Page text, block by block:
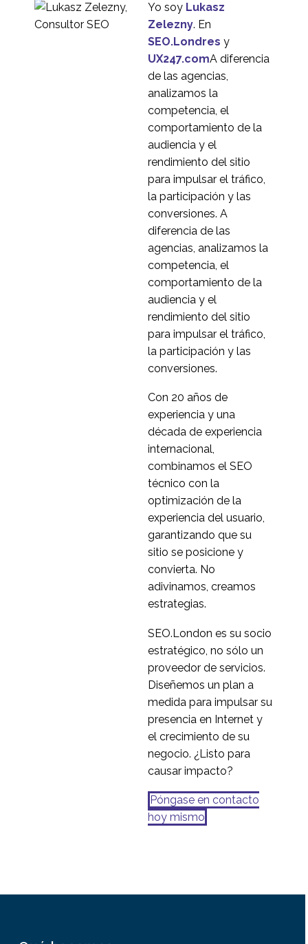
usabilidad de una
plataforma de
intercambio de
criptomonedas
3
Investigación UX en
1
internacional de
usuarios: selección de
la metodología
2
Dimensiones culturales
del usuario digital
1
5 consejos para probar
la experiencia del
3
Boden - Investigación
de usuarios en China
3
Estrategia internacional
de investigación UX
1
Diferencias culturales
en el comportamiento
1
Cómo eliminar las
diferencias culturales al
realizar una evaluación
comparativa global
5
Hace 12 años 2020
Por qué los usuarios
alemanes siempre se
aseguran y qué
significa esto para su
0
Recursos para la
internacional de
1
descubrimiento
mediante Zoom y un
1
27 de mayo de 2020
Yo soy Lukasz
Zelezny. En
SEO.Londres y
UX247.comA diferencia
de las agencias,
analizamos la
competencia, el
comportamiento de la
audiencia y el
rendimiento del sitio
para impulsar el tráfico,
la participación y las
conversiones. A
diferencia de las
agencias, analizamos la
competencia, el
comportamiento de la
audiencia y el
rendimiento del sitio
para impulsar el tráfico,
la participación y las
conversiones.
Con 20 años de
experiencia y una
década de experiencia
internacional,
combinamos el SEO
técnico con la
optimización de la
experiencia del usuario,
garantizando que su
sitio se posicione y
convierta. No
adivinamos, creamos
estrategias.
SEO.London es su socio
estratégico, no sólo un
proveedor de servicios.
Diseñemos un plan a
medida para impulsar su
presencia en Internet y
el crecimiento de su
negocio. ¿Listo para
causar impacto?
Póngase en contacto
hoy mismo